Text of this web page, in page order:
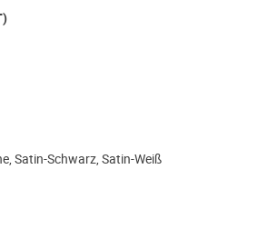
Satin-Schwarz, Satin-Weiß